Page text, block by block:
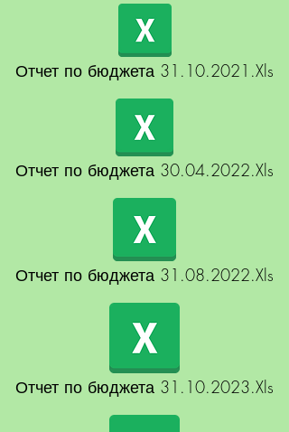
Отчет по бюджета 31.10.2021.Xls
Отчет по бюджета 30.04.2022.Xls
Отчет по бюджета 31.08.2022.Xls
Отчет по бюджета 31.10.2023.Xls